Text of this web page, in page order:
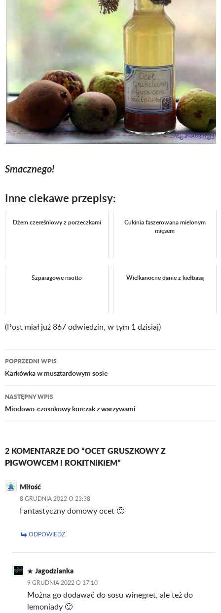
Smacznego!
Inne ciekawe przepisy:
Dżem czereśniowy z porzeczkami
Cukinia faszerowana mielonym
mięsem
Szparagowe risotto Wielkanocne danie z kiełbasą
(Post miał już 867 odwiedzin, w tym 1 dzisiaj)
Nawigacja
wpisu
POPRZEDNI WPIS
Karkówka w musztardowym sosie
NASTĘPNY WPIS
Miodowo-czosnkowy kurczak z warzywami
2 KOMENTARZE DO “OCET GRUSZKOWY Z
PIGWOWCEM I ROKITNIKIEM”
Miłość
8 GRUDNIA 2022 O 23:38
Fantastyczny domowy ocet 🙂
ODPOWIEDZ
Jagodzianka
9 GRUDNIA 2022 O 17:10
Można go dodawać do sosu winegret, ale też do
lemoniady 🙂